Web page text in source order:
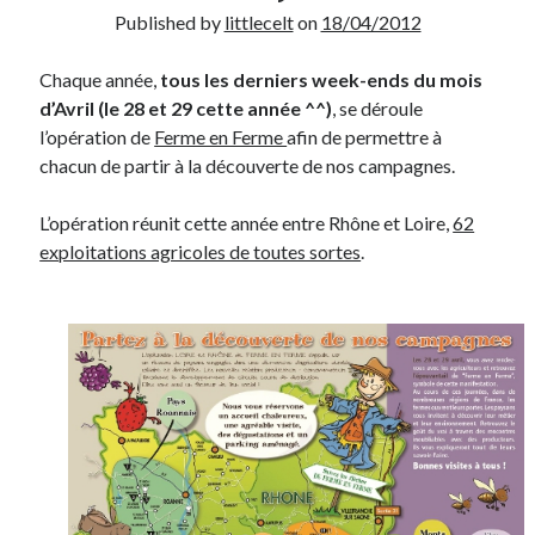
Entretien ménagerdansT’as vu quoi ? #52
JFdansC’était pas mieux avant… à Lyon
littleceltdansComment j’ai opéré ma vélorution toute personnelle
Renaud DucherdansComment j’ai opéré ma vélorution toute
personnelle
Commentaires récents
Entretien ménagerdansT’as vu quoi ? #52
C’était pas mieux avant… à Lyon
littleceltdansComment j’ai opéré ma vélorution toute personnelle
Anthony dansComment j’ai opéré ma vélorution toute personnelle
Renaud DucherdansComment j’ai opéré ma vélorution toute
personnelle
Published by littlecelton 18/04/2012
Chaque année, tous les derniers week-ends du mois
d’Avril (le 28 et 29 cette année ^^), se déroule
l’opération de Ferme en Fermeafin de permettre à
chacun de partir à la découverte de nos campagnes.
L’opération réunit cette année entre Rhône et Loire,62
exploitations agricoles de toutes sortes.